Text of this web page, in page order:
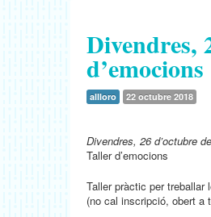
Divendres,
d’emocions
allloro 22 octubre 2018
Divendres, 26 d’octubre
Taller d’emocions
Taller pràctic per
(no cal inscripció, obert a